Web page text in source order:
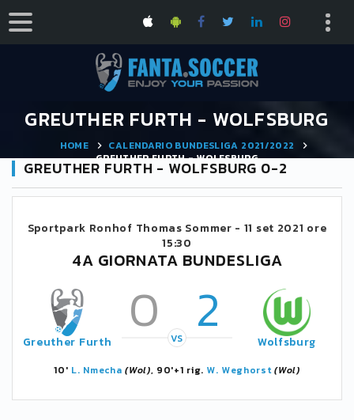
GREUTHER FURTH - WOLFSBURG
HOME
CALENDARIO BUNDESLIGA 2021/2022
GREUTHER FURTH - WOLFSBURG
GREUTHER FURTH - WOLFSBURG 0-2
Sportpark Ronhof Thomas Sommer - 11 set 2021 ore
15:30
4A GIORNATA BUNDESLIGA
Greuther Furth 0 2
VS Wolfsburg
10' L. Nmecha (Wol), 90'+1 rig. W. Weghorst (Wol)